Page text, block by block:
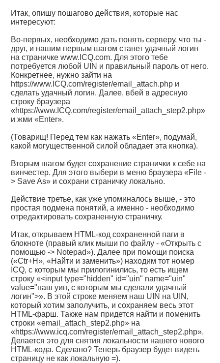
Итак, опишу пошагово действия, которые нас
интересуют:
Во-первых, необходимо дать понять серверу, что ты -
друг, и нашим первым шагом станет удачный логин
на страничке www.ICQ.com. Для этого тебе
потребуется любой UIN и правильный пароль от него.
Конкретнее, нужно зайти на
https://www.ICQ.com/register/email_attach.php и
сделать удачный логин. Далее, вбей в адресную
строку браузера
«https://www.ICQ.com/register/email_attach_step2.php»
и жми «Enter».
(Товарищ! Перед тем как нажать «Enter», подумай,
какой могущественной силой обладает эта кнопка).
Вторым шагом будет сохранение странички к себе на
винчестер. Для этого выбери в меню браузера «File -
> Save As» и сохрани страничку локально.
Действие третье, как уже упоминалось выше, - это
простая подмена понятий, а именно - необходимо
отредактировать сохраненную страничку.
Итак, открываем HTML-код сохраненной паги в
блокноте (правый клик мыши по файлу - «Открыть с
помощью -> Notepad»). Далее при помощи поиска
(«Ctr+H», «Найти и заменить») находим тот номер
ICQ, c которым мы прилогинились, то есть ищем
строку «<input type="hidden" id="uin" name="uin"
value="наш уин, с которым мы сделали удачный
логин">». В этой строке меняем наш UIN на UIN,
который хотим заполучить, и сохраняем весь этот
HTML-фарш. Также нам придется найти и поменить
строки «email_attach_step2.php» на
«https://www.icq.com/register/email_attach_step2.php».
Делается это для снятия локальности нашего нового
HTML-кода. Сделано? Теперь браузер будет видеть
страницу не как локальную =).